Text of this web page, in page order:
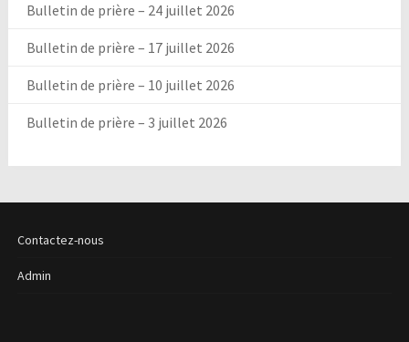
Bulletin de prière – 24 juillet 2026
Bulletin de prière – 17 juillet 2026
Bulletin de prière – 10 juillet 2026
Bulletin de prière – 3 juillet 2026
Contactez-nous
Admin